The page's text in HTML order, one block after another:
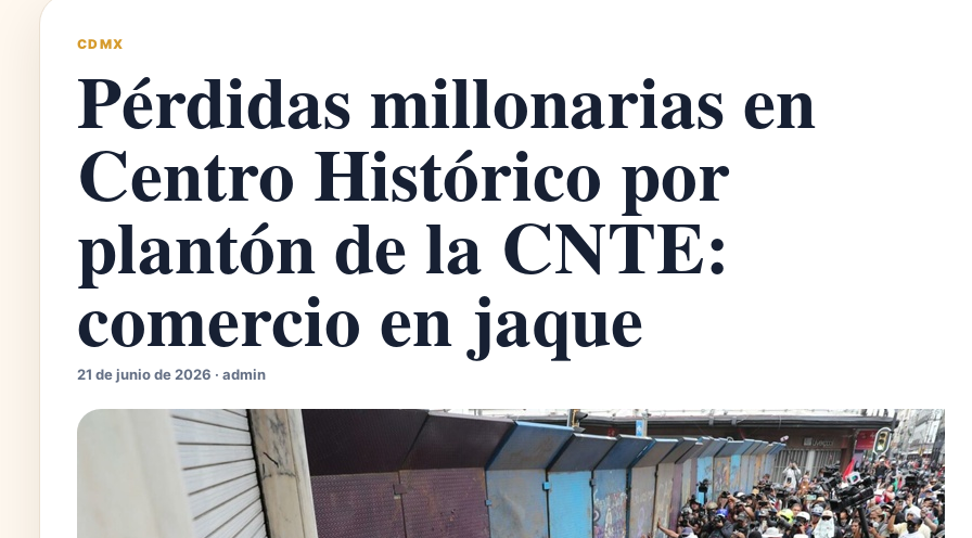
CDMX
Pérdidas millonarias en
Centro Histórico por
plantón de la CNTE:
comercio en jaque
21 de junio de 2026 · admin